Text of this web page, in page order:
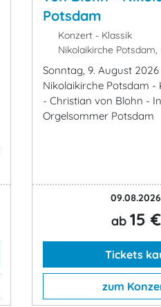
Potsdam
Konzert - Klassik
Nikolaikirche Potsdam,
Sonntag, 9. August 2026
Nikolaikirche Potsdam -
- Christian von Blohn -
Orgelsommer Potsdam
09.08.2026
ab 15 €
Tickets
zum